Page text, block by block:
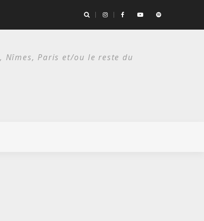
Seeds / Festival de Nîmes, Arènes romaines/ 14 juillet 2026
Nîmes, Paris et/ou le reste du